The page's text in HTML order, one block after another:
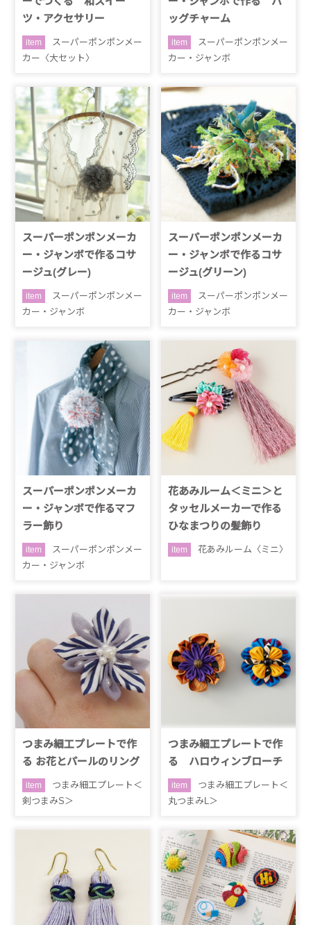
ツ・アクセサリー
item
スーパーポンポンメー
カー〈大セット〉
ッグチャーム
item
スーパーポンポンメー
カー・ジャンボ
スーパーポンポンメーカ
ー・ジャンボで作るコサ
ージュ(グレー)
item
スーパーポンポンメー
カー・ジャンボ
スーパーポンポンメーカ
ー・ジャンボで作るコサ
ージュ(グリーン)
item
スーパーポンポンメー
カー・ジャンボ
スーパーポンポンメーカ
ー・ジャンボで作るマフ
ラー飾り
item
スーパーポンポンメー
カー・ジャンボ
花あみルーム＜ミニ＞と
タッセルメーカーで作る
ひなまつりの髪飾り
item 花あみルーム〈ミニ〉
つまみ細工プレートで作
る お花とパールのリング
item
つまみ細工プレート＜
剣つまみS＞
つまみ細工プレートで作
る ハロウィンブローチ
item
つまみ細工プレート＜
丸つまみL＞